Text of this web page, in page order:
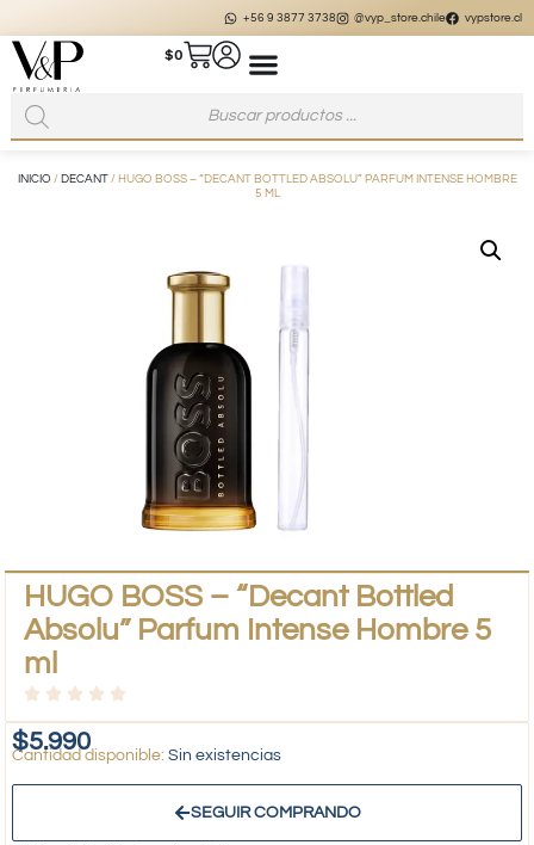
+56 9 3877 3738 @vyp_store.chile vypstore.cl
$0
INICIO / DECANT/ HUGO BOSS – “DECANT BOTTLED ABSOLU” PARFUM INTENSE HOMBRE
5 ML
HUGO BOSS – “Decant Bottled
Absolu” Parfum Intense Hombre 5
ml
$5.990 Sin existencias
SEGUIR COMPRANDO